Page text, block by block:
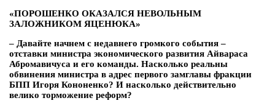
«ПОРОШЕНКО ОКАЗАЛСЯ НЕВОЛЬНЫМ
ЗАЛОЖНИКОМ ЯЦЕНЮКА»
– Давайте начнем с недавнего громкого события –
отставки министра экономического развития Айвараса
Абромавичуса и его команды. Насколько реальны
обвинения министра в адрес первого замглавы фракции
БПП Игоря Кононенко? И насколько действительно
велико торможение реформ?